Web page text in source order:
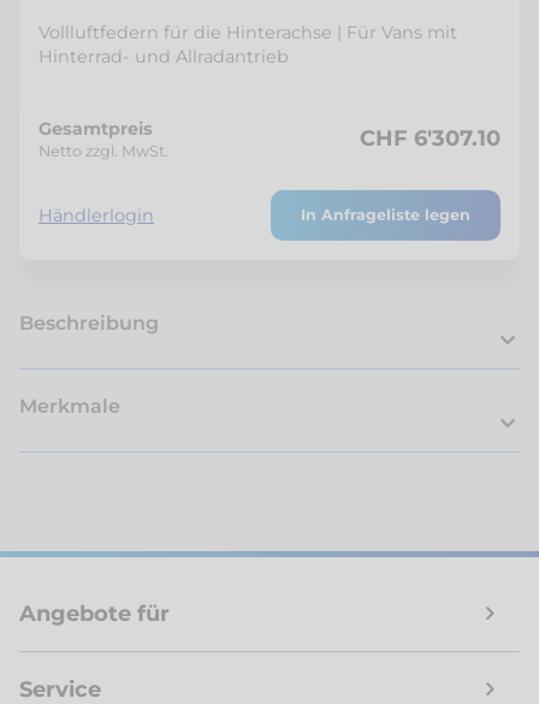
Vollluftfedern für die Hinterachse | Für Vans mit
Hinterrad- und Allradantrieb
Gesamtpreis
Netto zzgl. MwSt. CHF 6'307.10
Händlerlogin In Anfrageliste legen
Beschreibung
Merkmale
Angebote für
Service